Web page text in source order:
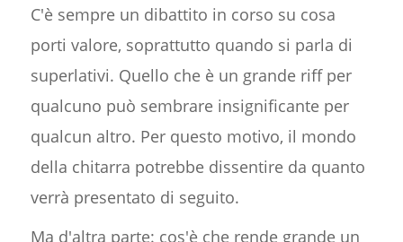
C'è sempre un dibattito in corso su cosa
porti valore, soprattutto quando si parla di
superlativi. Quello che è un grande riff per
qualcuno può sembrare insignificante per
qualcun altro. Per questo motivo, il mondo
della chitarra potrebbe dissentire da quanto
verrà presentato di seguito.
Ma d'altra parte: cos'è che rende grande un